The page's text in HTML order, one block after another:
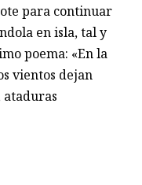
para continuar
en isla, tal y
poema: «En la
vientos dejan